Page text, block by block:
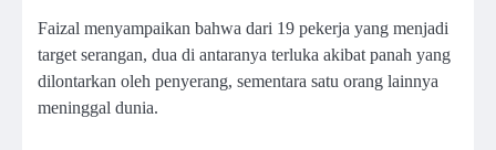
Faizal menyampaikan bahwa dari 19 pekerja yang menjadi
target serangan, dua di antaranya terluka akibat panah yang
dilontarkan oleh penyerang, sementara satu orang lainnya
meninggal dunia.